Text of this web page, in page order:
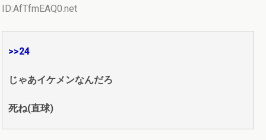
ID:AfTfmEAQ0.net
>>24
じゃあイケメンなんだろ
死ね(直球)